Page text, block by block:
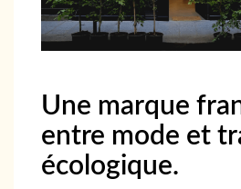
Une marque
entre mode et
écologique.